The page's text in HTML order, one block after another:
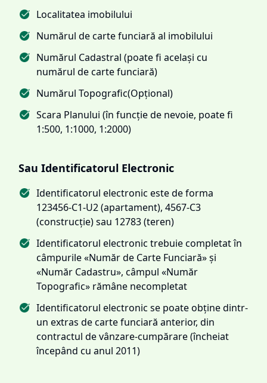
Localitatea imobilului
Numărul de carte funciară al imobilului
Numărul Cadastral (poate fi același cu
numărul de carte funciară)
Numărul Topografic(Opțional)
Scara Planului (în funcție de nevoie, poate fi
1:500, 1:1000, 1:2000)
Sau Identificatorul Electronic
Identificatorul electronic este de forma
123456-C1-U2 (apartament), 4567-C3
(construcție) sau 12783 (teren)
Identificatorul electronic trebuie completat în
câmpurile «Număr de Carte Funciară» și
«Număr Cadastru», câmpul «Număr
Topografic» rămâne necompletat
Identificatorul electronic se poate obține dintr-
un extras de carte funciară anterior, din
contractul de vânzare-cumpărare (încheiat
începând cu anul 2011)